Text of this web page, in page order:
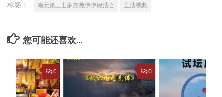
标签： 南无第三世多杰羌佛佛诞法会 正法视频
您可能还喜欢...
0
0